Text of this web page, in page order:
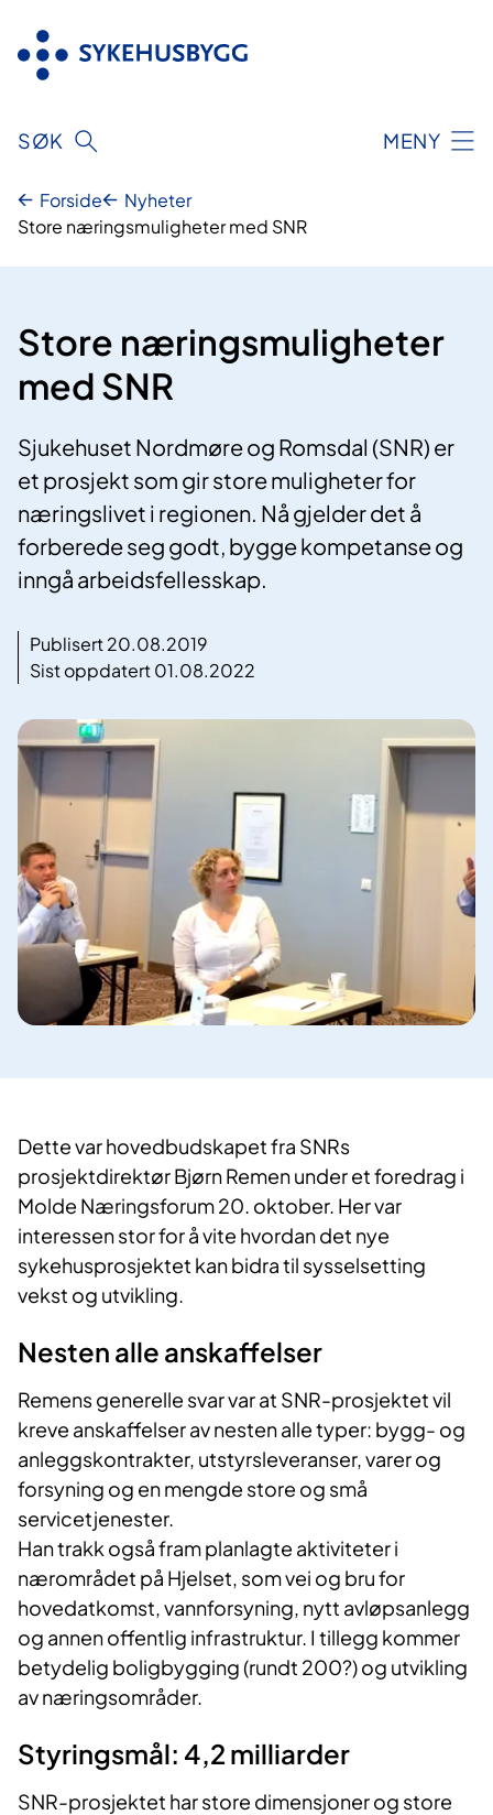
innhold
SØK MENY
Forside
Nyheter
Store næringsmuligheter med SNR
Store næringsmuligheter
med SNR
Sjukehuset Nordmøre og Romsdal (SNR) er
et prosjekt som gir store muligheter for
næringslivet i regionen. Nå gjelder det å
forberede seg godt, bygge kompetanse og
inngå arbeidsfellesskap.
Publisert 20.08.2019
Sist oppdatert 01.08.2022
​Dette var hovedbudskapet fra SNRs
prosjektdirektør Bjørn Remen under et foredrag i
Molde Næringsforum 20. oktober. Her var
interessen stor for å vite hvordan det nye
sykehusprosjektet kan bidra til sysselsetting
vekst og utvikling.
Nesten alle anskaffelser
Remens generelle svar var at SNR-prosjektet vil
kreve anskaffelser av nesten alle typer: bygg- og
anleggskontrakter, utstyrsleveranser, varer og
forsyning og en mengde store og små
servicetjenester.
Han trakk også fram planlagte aktiviteter i
nærområdet på Hjelset, som vei og bru for
hovedatkomst, vannforsyning, nytt avløpsanlegg
og annen offentlig infrastruktur. I tillegg kommer
betydelig boligbygging (rundt 200?) og utvikling
av næringsområder.
Styringsmål: 4,2 milliarder
SNR-prosjektet har store dimensjoner og store